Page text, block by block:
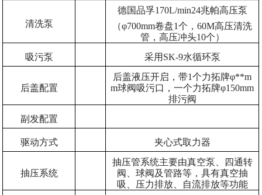
清洗泵
德国品孚170L/min24兆帕高压泵
（φ700mm卷盘1个，60M高压清洗
管，高压冲头10个）
吸污泵
采用SK-9水循环泵
后盖配置
后盖液压开启，带1个力拓牌φ**m
m球阀吸污口，一个力拓牌φ150mm
排污阀
副发配置
驱动方式 夹心式取力器
抽压系统
抽压管系统主要由真空泵、四通转
阀、球阀及管路等，具有真空抽
吸、压力排放、自流排放等功能